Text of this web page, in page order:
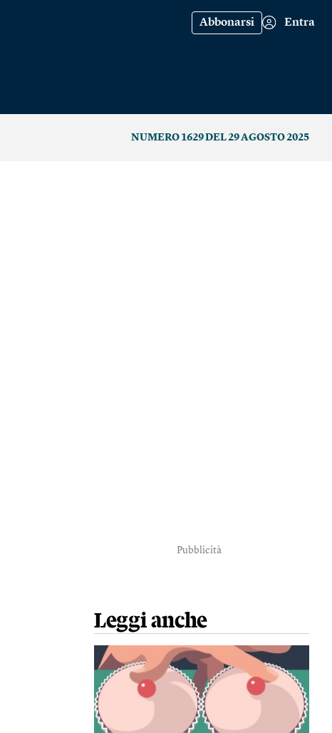
Abbonarsi Entra
NUMERO 1629 DEL 29 AGOSTO 2025
Pubblicità
Leggi anche